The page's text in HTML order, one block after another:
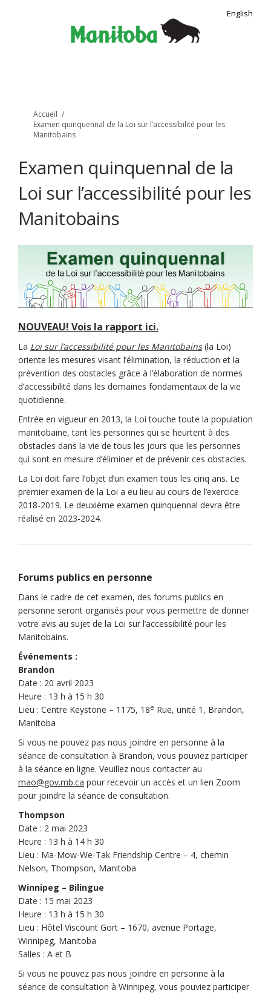
English
Vous êtes ici:
Accueil
Examen quinquennal de la Loi sur l’accessibilité pour les
Manitobains
Examen quinquennal de la
Loi sur l’accessibilité pour les
Manitobains
NOUVEAU! Vois la rapport ici.(Liens externes)
La Loi sur l’accessibilité pour les Manitobains(Liens externes)
(la Loi)
oriente les mesures visant l’élimination, la réduction et la
prévention des obstacles grâce à l’élaboration de normes
d’accessibilité dans les domaines fondamentaux de la vie
quotidienne.
Entrée en vigueur en 2013, la Loi touche toute la population
manitobaine, tant les personnes qui se heurtent à des
obstacles dans la vie de tous les jours que les personnes
qui sont en mesure d’éliminer et de prévenir ces obstacles.
La Loi doit faire l’objet d’un examen tous les cinq ans. Le
premier examen de la Loi a eu lieu au cours de l’exercice
2018-2019. Le deuxième examen quinquennal devra être
réalisé en 2023-2024.
Forums publics en personne
Dans le cadre de cet examen, des forums publics en
personne seront organisés pour vous permettre de donner
votre avis au sujet de la Loi sur l’accessibilité pour les
Manitobains.
Événements :
Brandon
Date : 20 avril 2023
Heure : 13 h à 15 h 30
Lieu : Centre Keystone – 1175, 18e Rue, unité 1, Brandon,
Manitoba
Si vous ne pouvez pas nous joindre en personne à la
séance de consultation à Brandon, vous pouviez participer
à la séance en ligne. Veuillez nous contacter au
mao@gov.mb.ca (Liens externes)
pour recevoir un accès et un lien Zoom
pour joindre la séance de consultation.
Thompson
Date : 2 mai 2023
Heure : 13 h à 14 h 30
Lieu : Ma-Mow-We-Tak Friendship Centre – 4, chemin
Nelson, Thompson, Manitoba
Winnipeg – Bilingue
Date : 15 mai 2023
Heure : 13 h à 15 h 30
Lieu : Hôtel Viscount Gort – 1670, avenue Portage,
Winnipeg, Manitoba
Salles : A et B
Si vous ne pouvez pas nous joindre en personne à la
séance de consultation à Winnipeg, vous pouviez participer